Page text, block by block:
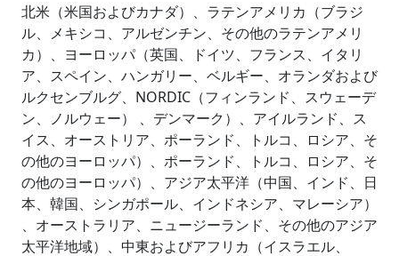
北米（米国およびカナダ）、ラテンアメリカ（ブラジ
ル、メキシコ、アルゼンチン、その他のラテンアメリ
カ）、ヨーロッパ（英国、ドイツ、フランス、イタリ
ア、スペイン、ハンガリー、ベルギー、オランダおよび
ルクセンブルグ、NORDIC（フィンランド、スウェーデ
ン、ノルウェー） 、デンマーク）、アイルランド、ス
イス、オーストリア、ポーランド、トルコ、ロシア、そ
の他のヨーロッパ）、ポーランド、トルコ、ロシア、そ
の他のヨーロッパ）、アジア太平洋（中国、インド、日
本、韓国、シンガポール、インドネシア、マレーシア）
、オーストラリア、ニュージーランド、その他のアジア
太平洋地域）、中東およびアフリカ（イスラエル、